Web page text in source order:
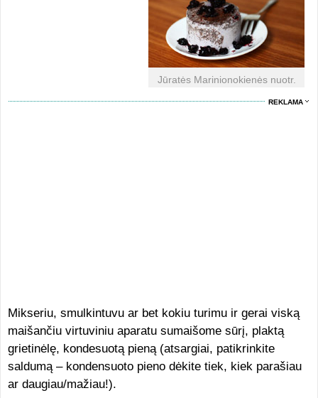
Jūratės Marinionokienės nuotr.
REKLAMA
Mikseriu, smulkintuvu ar bet kokiu turimu ir gerai viską
maišančiu virtuviniu aparatu sumaišome sūrį, plaktą
grietinėlę, kondesuotą pieną (atsargiai, patikrinkite
saldumą – kondensuoto pieno dėkite tiek, kiek parašiau
ar daugiau/mažiau!).